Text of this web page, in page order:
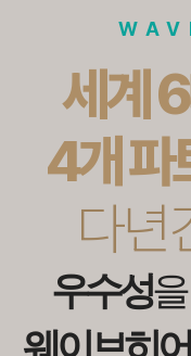
세계
4개 파
다년
우수성